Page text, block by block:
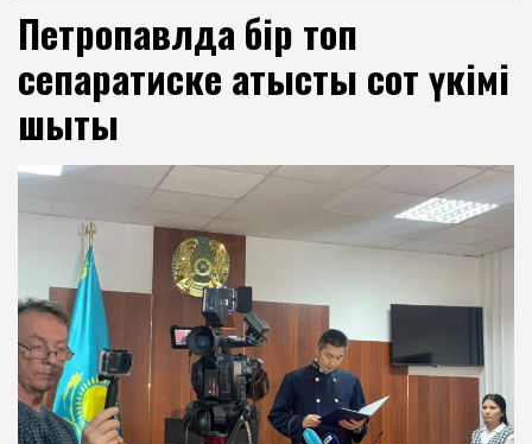
Петропавлда бір топ
сепаратиске қатысты сот үкімі
шықты